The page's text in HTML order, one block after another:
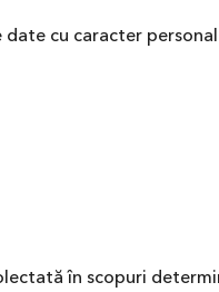
cu caracter personal
în scopuri